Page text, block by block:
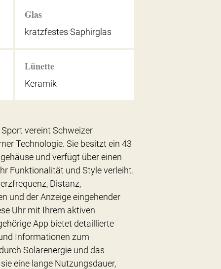
Glas
kratzfestes Saphirglas
Lünette
Keramik
vereint Schweizer
Technologie. Sie besitzt ein 43
und verfügt über einen
Funktionalität und Style verleiht.
Distanz,
und der Anzeige eingehender
Uhr mit Ihrem aktiven
App bietet detaillierte
Informationen zum
Solarenergie und das
eine lange Nutzungsdauer,